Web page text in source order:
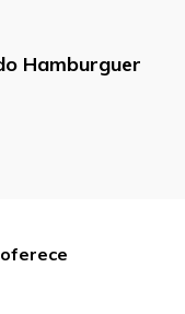
Hamburguer